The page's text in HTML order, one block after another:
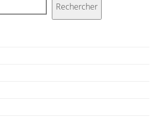
Rechercher